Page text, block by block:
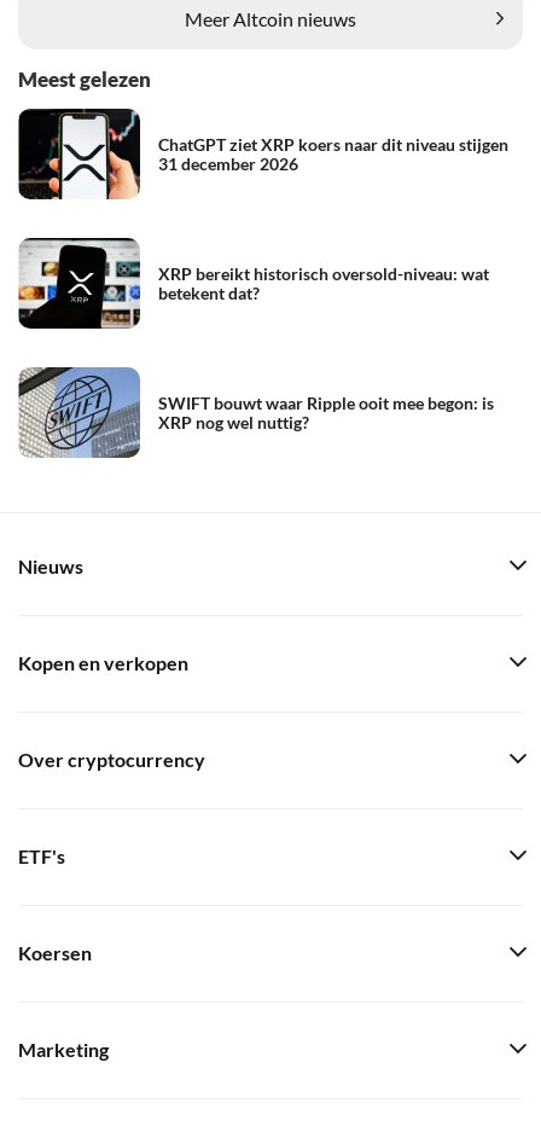
Meer Altcoin nieuws
Meest gelezen
ChatGPT ziet XRP koers naar dit niveau stijgen
31 december 2026
XRP bereikt historisch oversold-niveau: wat
betekent dat?
SWIFT bouwt waar Ripple ooit mee begon: is
XRP nog wel nuttig?
Nieuws
Kopen en verkopen
Over cryptocurrency
ETF's
Koersen
Marketing